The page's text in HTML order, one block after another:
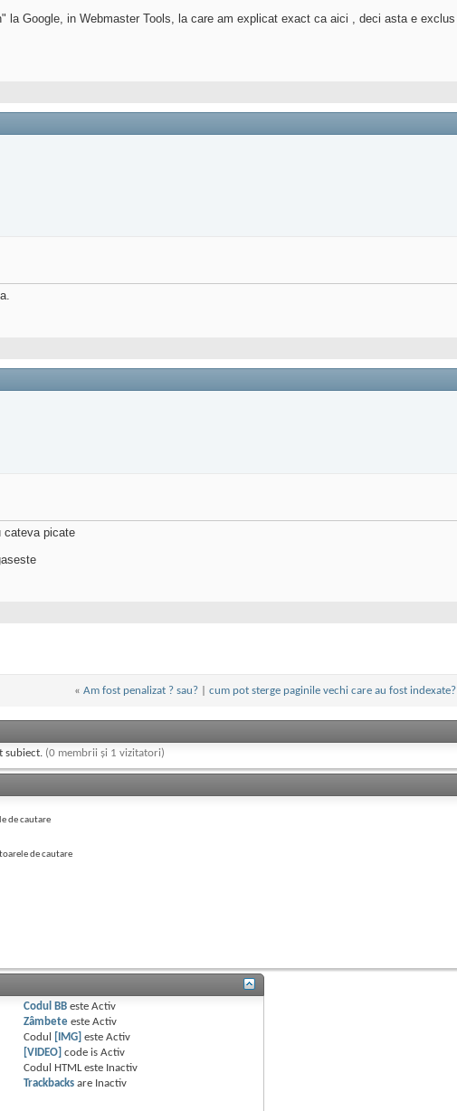
la Google, in Webmaster Tools, la care am explicat exact ca aici , deci asta e
cateva picate
« Am fost penalizat ? sau? cum pot sterge paginile vechi care au fost indexate?
subiect. (0 membrii și 1 vizitatori)
de cautare
de cautare
Codul BB esteActiv
Zâmbete esteActiv
Codul
[IMG] esteActiv
[VIDEO] code isActiv
Codul HTML este Inactiv
Trackbacks are Inactiv